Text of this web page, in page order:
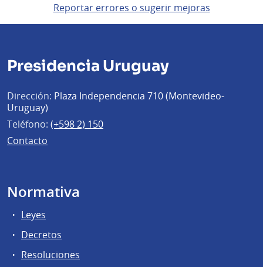
Reportar errores o sugerir mejoras
Presidencia Uruguay
Dirección: Plaza Independencia 710 (Montevideo-
Uruguay)
Teléfono: (+598 2) 150
Contacto
Normativa
Leyes
Decretos
Resoluciones